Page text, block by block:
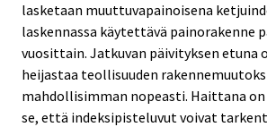
lasketaan muuttuvapainoisena
laskennassa käytettävä painorakenne
vuosittain. Jatkuvan päivityksen etuna
heijastaa teollisuuden
mahdollisimman nopeasti. Haittana on
se, että indeksipisteluvut voivat